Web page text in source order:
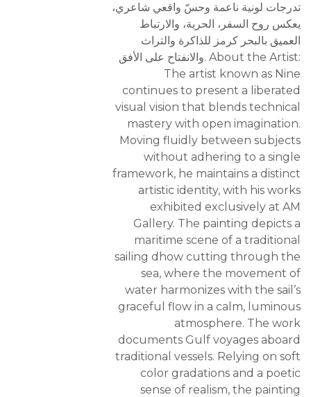
تدرجات لونية ناعمة وحسّ واقعي شاعري،
يعكس روح السفر، الحرية، والارتباط
العميق بالبحر كرمز للذاكرة والتراث
والانفتاح على الأفق. About the Artist:
The artist known as Nine
continues to present a liberated
visual vision that blends technical
mastery with open imagination.
Moving fluidly between subjects
without adhering to a single
framework, he maintains a distinct
artistic identity, with his works
exhibited exclusively at AM
Gallery. The painting depicts a
maritime scene of a traditional
sailing dhow cutting through the
sea, where the movement of
water harmonizes with the sail’s
graceful flow in a calm, luminous
atmosphere. The work
documents Gulf voyages aboard
traditional vessels. Relying on soft
color gradations and a poetic
sense of realism, the painting